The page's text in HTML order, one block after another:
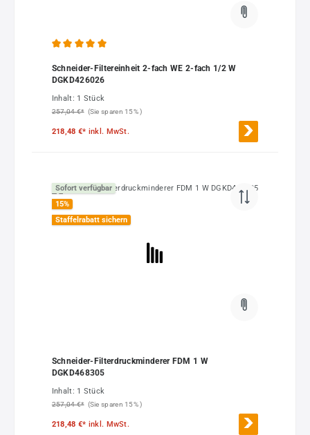
Schneider-Filtereinheit 2-fach WE 2-fach 1/2 W
DGKD426026
Inhalt: 1 Stück
257,04 €* (Sie sparen 15% )
218,48 €* inkl. MwSt.
Sofort verfügbar
15%
Staffelrabatt sichern
Schneider-Filterdruckminderer FDM 1 W
DGKD468305
Inhalt: 1 Stück
257,04 €* (Sie sparen 15% )
218,48 €* inkl. MwSt.